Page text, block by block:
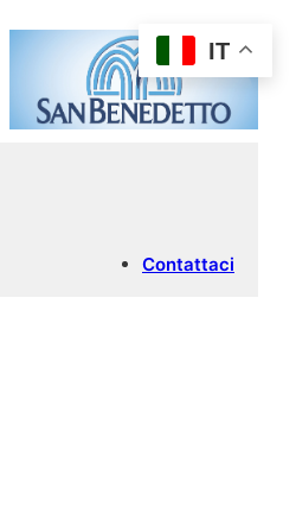
Contattaci
IT